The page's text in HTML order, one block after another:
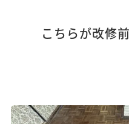
こちらが改修